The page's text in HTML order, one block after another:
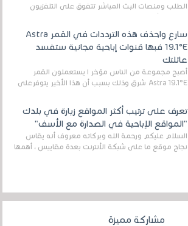
الطلب ومنصات البث المباشر تتفوق على التلفزيون
الرقمي الأرضي التقليدي، يُعدّ IPTV-org خيار...
سارع واحذف هذه الترددات في القمر Astra
19.1°E فبها قنوات إباحية مجانية ستفسد
عائلتك
أصبح مجموعة من الناس مؤخر ا يستعملون القمر
Astra 19.1°E شرق وذلك بسبب أن هذا الأخير يتوفرعلى
تعرف على ترتيب أكثر المواقع زيارة في بلدك
"المواقع الإباحية في الصدارة مع الأسف"
السلام عليكم ورحمة الله وبركاته معروف أنه يقاس
نجاح موقع ما على شبكة الأنترنت بعدة مقاييس ، أهمها
مشاركة مميزة